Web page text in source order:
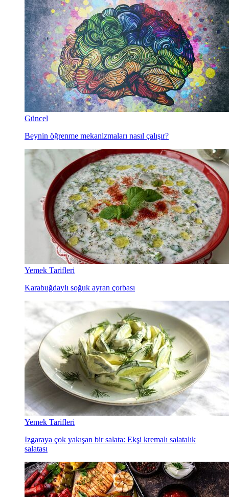
Güncel
Beynin öğrenme mekanizmaları nasıl çalışır?
Yemek Tarifleri
Karabuğdaylı soğuk ayran çorbası
Yemek Tarifleri
Izgaraya çok yakışan bir salata: Ekşi kremalı salatalık
salatası